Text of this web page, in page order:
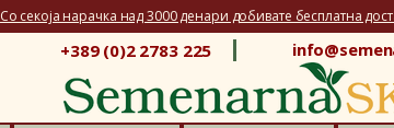
Со секоја нарачка над 3000 денари добивате бесплатна
+389 (0)2 2783 225